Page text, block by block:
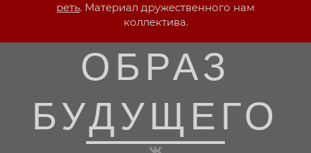
реть. Материал дружественного нам
коллектива.
ОБРАЗ
БУДУЩЕГО